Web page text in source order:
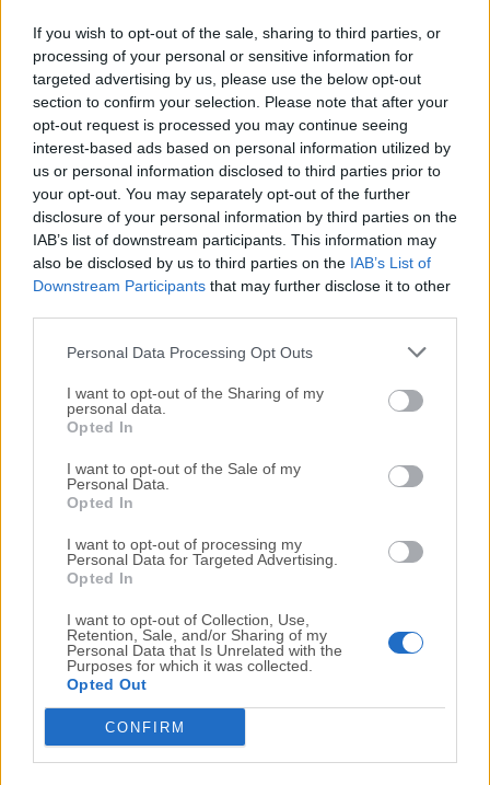
If you wish to opt-out of the sale, sharing to third parties, or
processing of your personal or sensitive information for
targeted advertising by us, please use the below opt-out
section to confirm your selection. Please note that after your
opt-out request is processed you may continue seeing
interest-based ads based on personal information utilized by
us or personal information disclosed to third parties prior to
your opt-out. You may separately opt-out of the further
disclosure of your personal information by third parties on the
IAB’s list of downstream participants. This information may
also be disclosed by us to third parties on the IAB’s List of
Downstream Participants that may further disclose it to other
Personal Data Processing Opt Outs
I want to opt-out of the Sharing of my
personal data.
Opted In
I want to opt-out of the Sale of my
Personal Data.
Opted In
I want to opt-out of processing my
Personal Data for Targeted Advertising.
Opted In
I want to opt-out of Collection, Use,
Retention, Sale, and/or Sharing of my
Personal Data that Is Unrelated with the
Purposes for which it was collected.
Opted Out
CONFIRM
Acerca de EaseUS Data Recovery Wizard Free
EaseUS Data Recovery Wizard Free es el mejor software de
recuperación de datos gratuito para resolver todos los
problemas de pérdida de datos: recuperar archivos
perdidos de disco duro, disco duro externo, unidad USB,
tarjeta de memoria, cámara digital, teléfono móvil,
reproductor de música y otros medios de almacenamiento
debido a eliminación, formateo, fallos de software, daños
en el disco duro, ataques de virus, pérdida de particiones u
otras razones desconocidas. Recupere hasta 2GB de datos
tarjeta SD, etc. Recupere documentos, imágenes, videos,
correos electr&oacu...
Lee mas »